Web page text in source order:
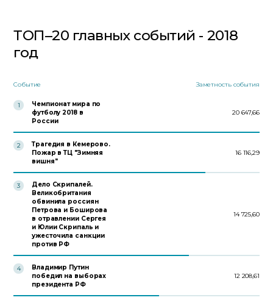
ТОП–20 главных событий - 2018
год
Событие Заметность события
1
Чемпионат мира по
футболу 2018 в
России
20 647,66
2
Трагедия в Кемерово.
Пожар в ТЦ "Зимняя
вишня"
16 116,29
3
Дело Скрипалей.
Великобритания
обвинила россиян
Петрова и Боширова
в отравлении Сергея
и Юлии Скрипаль и
ужесточила санкции
против РФ
14 725,60
4
Владимир Путин
победил на выборах
президента РФ
12 208,61